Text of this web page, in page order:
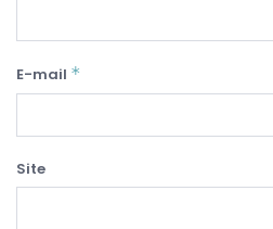
E-mail *
Site